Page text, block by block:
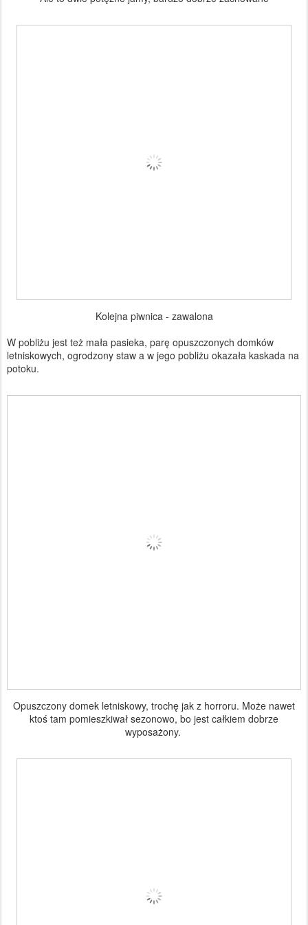
Kolejna piwnica - zawalona
W pobliżu jest też mała pasieka, parę opuszczonych domków
letniskowych, ogrodzony staw a w jego pobliżu okazała kaskada na
potoku.
Opuszczony domek letniskowy, trochę jak z horroru. Może nawet
ktoś tam pomieszkiwał sezonowo, bo jest całkiem dobrze
wyposażony.